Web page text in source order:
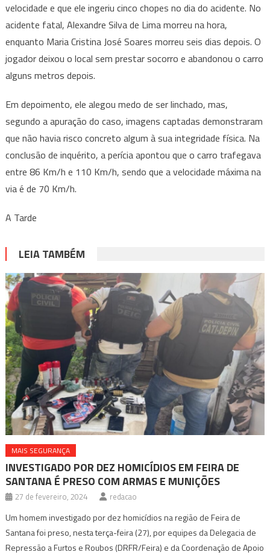
velocidade e que ele ingeriu cinco chopes no dia do acidente. No
acidente fatal, Alexandre Silva de Lima morreu na hora,
enquanto Maria Cristina José Soares morreu seis dias depois. O
jogador deixou o local sem prestar socorro e abandonou o carro
alguns metros depois.
Em depoimento, ele alegou medo de ser linchado, mas,
segundo a apuração do caso, imagens captadas demonstraram
que não havia risco concreto algum à sua integridade física. Na
conclusão de inquérito, a perícia apontou que o carro trafegava
entre 86 Km/h e 110 Km/h, sendo que a velocidade máxima na
via é de 70 Km/h.
A Tarde
LEIA TAMBÉM
MAIS SEGURANÇA
INVESTIGADO POR DEZ HOMICÍDIOS EM FEIRA DE
SANTANA É PRESO COM ARMAS E MUNIÇÕES
27 de fevereiro, 2024 redacao
Um homem investigado por dez homicídios na região de Feira de
Santana foi preso, nesta terça-feira (27), por equipes da Delegacia de
Repressão a Furtos e Roubos (DRFR/Feira) e da Coordenação de Apoio